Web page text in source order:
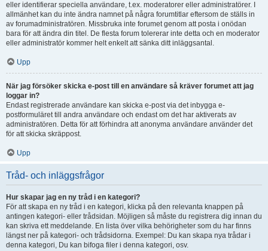
eller identifierar speciella användare, t.ex. moderatorer eller administratörer. I
allmänhet kan du inte ändra namnet på några forumtitlar eftersom de ställs in
av forumadministratören. Missbruka inte forumet genom att posta i onödan
bara för att ändra din titel. De flesta forum tolererar inte detta och en moderator
eller administratör kommer helt enkelt att sänka ditt inläggsantal.
Upp
När jag försöker skicka e-post till en användare så kräver forumet att jag
loggar in?
Endast registrerade användare kan skicka e-post via det inbygga e-
postformuläret till andra användare och endast om det har aktiverats av
administratören. Detta för att förhindra att anonyma användare använder det
för att skicka skräppost.
Upp
Tråd- och inläggsfrågor
Hur skapar jag en ny tråd i en kategori?
För att skapa en ny tråd i en kategori, klicka på den relevanta knappen på
antingen kategori- eller trådsidan. Möjligen så måste du registrera dig innan du
kan skriva ett meddelande. En lista över vilka behörigheter som du har finns
längst ner på kategori- och trådsidorna. Exempel: Du kan skapa nya trådar i
denna kategori, Du kan bifoga filer i denna kategori, osv.